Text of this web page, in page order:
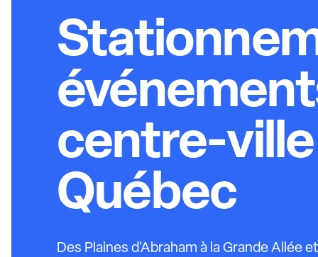
centre-
Québec
Des Plaines d'Abraham à la Grande Allée